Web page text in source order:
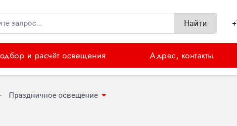
Найти
и расчёт освещения Адрес, контакты
Праздничное освещение